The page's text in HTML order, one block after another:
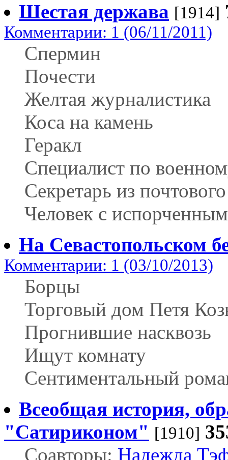
Шестая держава [1914]
Комментарии: 1 (06/11/2011)
Спермин
Почести
Желтая журналистика
Коса на камень
Геракл
Специалист по
Секретарь из
Человек с
На Севастопольском
Комментарии: 1 (03/10/2013)
Борцы
Торговый дом Петя
Прогнившие насквозь
Ищут комнату
Сентиментальный
Всеобщая история,
"Сатириконом" [1910]
Соавторы: Надежда